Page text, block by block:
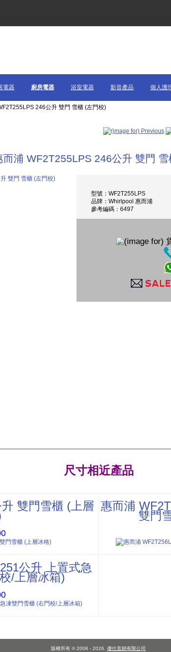
電器 廚房電器 浴室電器 影音產品 個人護
246公升 雙門 雪櫃 (左門校)
而浦 WF2T255LPS 246公升 雙門 雪
型號：WF2T255LPS
品牌：Whirlpool 惠而浦
參考編碼：6497
尺寸相近產品
雙門雪櫃 (上層 惠而浦
雙門
公升 上置式急
/上層冰箱)
版權所有 © 2008 - 2026. 優仕直銷有限公司